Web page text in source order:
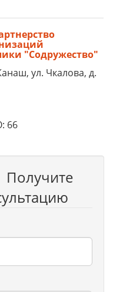
"Содружество"
ул. Чкалова, д.
66
Получите